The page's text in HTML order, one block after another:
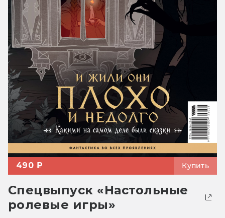
490 ₽ Купить
Спецвыпуск «Настольные
ролевые игры»